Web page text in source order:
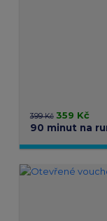
399 Kč 359 Kč
90 minut na